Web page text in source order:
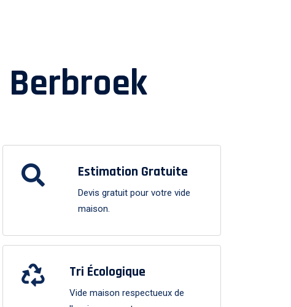
Berbroek
Estimation Gratuite
Devis gratuit pour votre vide
maison.
Tri Écologique
Vide maison respectueux de